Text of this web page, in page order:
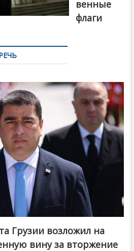
венные
флаги
Грузии возложил на
вину за вторжение